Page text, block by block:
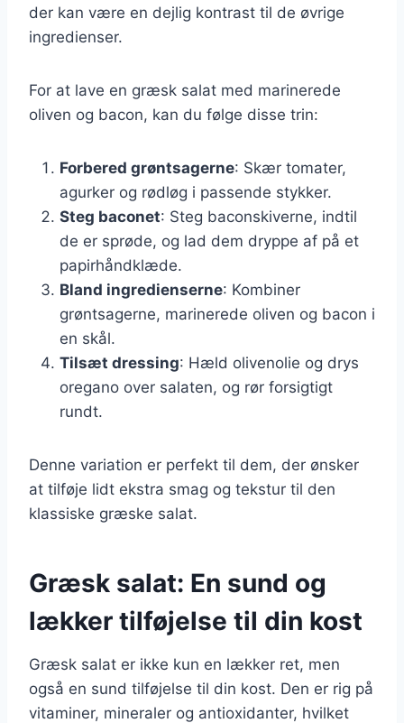
der kan være en dejlig kontrast til de øvrige
ingredienser.
For at lave en græsk salat med marinerede
oliven og bacon, kan du følge disse trin:
Forbered grøntsagerne: Skær tomater,
agurker og rødløg i passende stykker.
Steg baconet: Steg baconskiverne, indtil
de er sprøde, og lad dem dryppe af på et
papirhåndklæde.
Bland ingredienserne: Kombiner
grøntsagerne, marinerede oliven og bacon i
en skål.
Tilsæt dressing: Hæld olivenolie og drys
oregano over salaten, og rør forsigtigt
rundt.
Denne variation er perfekt til dem, der ønsker
at tilføje lidt ekstra smag og tekstur til den
klassiske græske salat.
Græsk salat: En sund og
lækker tilføjelse til din kost
Græsk salat er ikke kun en lækker ret, men
også en sund tilføjelse til din kost. Den er rig på
vitaminer, mineraler og antioxidanter, hvilket